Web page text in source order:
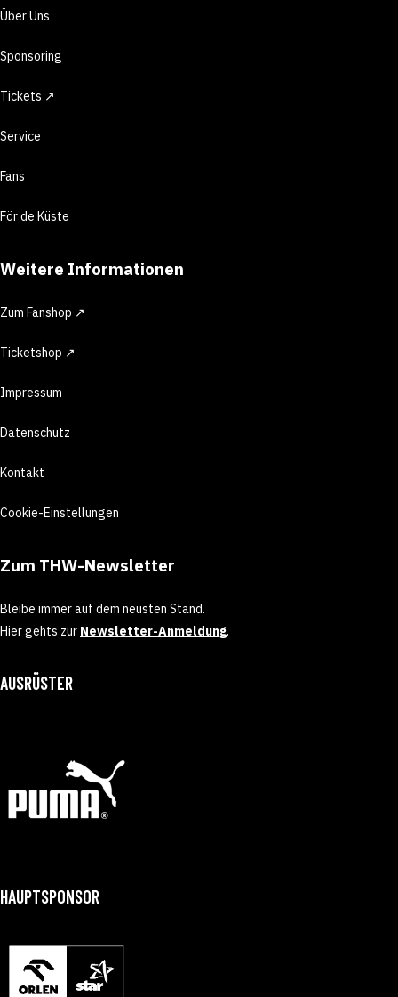
Über Uns
Sponsoring
Tickets ↗
Service
Fans
För de Küste
Weitere Informationen
Zum Fanshop ↗
Ticketshop ↗
Impressum
Datenschutz
Kontakt
Cookie-Einstellungen
Zum THW-Newsletter
Bleibe immer auf dem neusten Stand.
Hier gehts zur Newsletter-Anmeldung.
AUSRÜSTER
HAUPTSPONSOR